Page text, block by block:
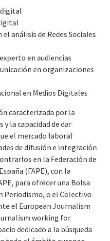
análisis de Redes Sociales
en audiencias
en organizaciones
en Medios Digitales
caracterizada por la
la capacidad de dar
el mercado laboral
de difusión e integración
en la Federación de
(FAPE), con la
para ofrecer una Bolsa
Periodismo, o el Colectivo
el European Journalism
working for
dedicado a la búsqueda